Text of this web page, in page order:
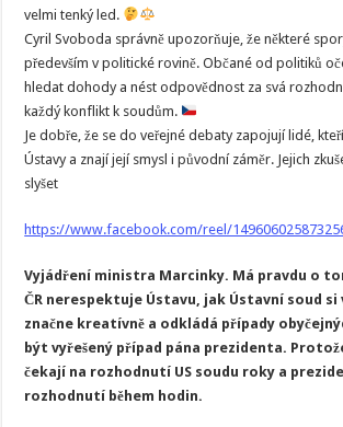
velmi tenký led.
Cyril Svoboda správně upozorňuje, že některé
především v politické rovině. Občané od politiků
hledat dohody a nést odpovědnost za svá
každý konflikt k soudům.
Je dobře, že se do veřejné debaty zapojují lidé,
Ústavy a znají její smysl i původní záměr. Jejich
slyšet
https://www.facebook.com/reel/
Vyjádření ministra Marcinky. Má pravdu o
ČR nerespektuje Ústavu, jak Ústavní soud si
značne kreatívně a odkládá případy
být vyřešený případ pána prezidenta.
čekají na rozhodnutí US soudu roky a
rozhodnutí během hodin.